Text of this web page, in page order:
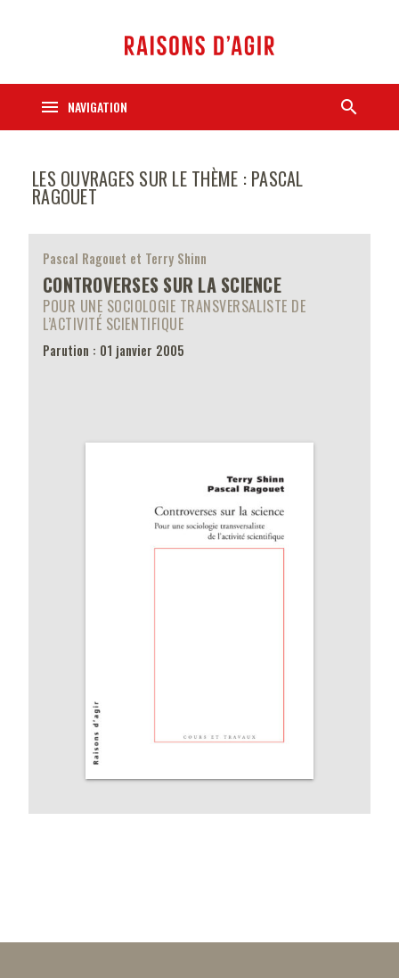
menu NAVIGATION search
LES OUVRAGES SUR LE THÈME : PASCAL
RAGOUET
Pascal Ragouet et Terry Shinn
CONTROVERSES SUR LA SCIENCE
POUR UNE SOCIOLOGIE TRANSVERSALISTE DE
L’ACTIVITÉ SCIENTIFIQUE
Parution : 01 janvier 2005